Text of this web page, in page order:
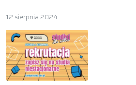
12 sierpnia 2024